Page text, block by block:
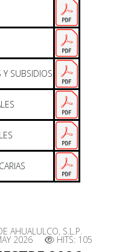
SUBSIDIOS
AHUALULCO, S.L.P.
2026 HITS: 105